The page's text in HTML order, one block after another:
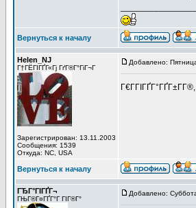
Вернуться к началу
Helen_NJ
Г†ГЁГІГҐГ«Гј ГґГ®Г°ГіГ¬Г
Зарегистрирован: 13.11.2003
Сообщения: 1539
Откуда: NC, USA
Добавлено:
Вернуться к началу
ГЂГ°ГІГҐГ¬
ГЊГ®Г¤ГҐГ°Г ГІГ®Г°
Добавлено: